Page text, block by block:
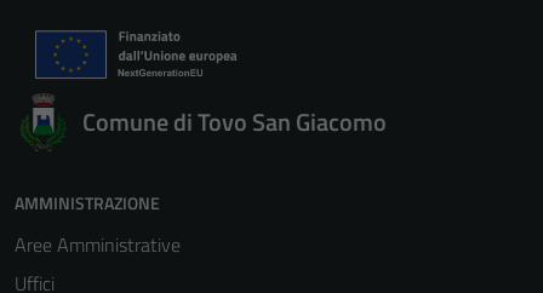
Comune di Tovo San Giacomo
AMMINISTRAZIONE
Aree Amministrative
Uffici